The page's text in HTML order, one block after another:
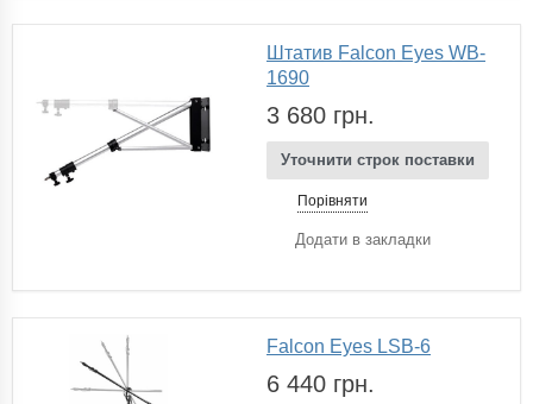
Штатив Falcon Eyes WB-
1690
3 680 грн.
Уточнити строк поставки
Порівняти
Додати в закладки
Falcon Eyes LSB-6
6 440 грн.